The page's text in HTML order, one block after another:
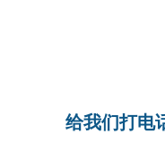
给我们打电